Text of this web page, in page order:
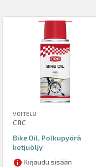
VOITELU
CRC
Bike Oil, Polkupyörä
ketjuöljy
Kirjaudu sisään